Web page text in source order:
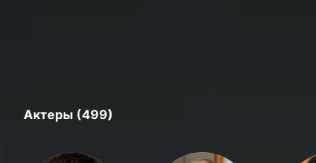
Актеры (499)